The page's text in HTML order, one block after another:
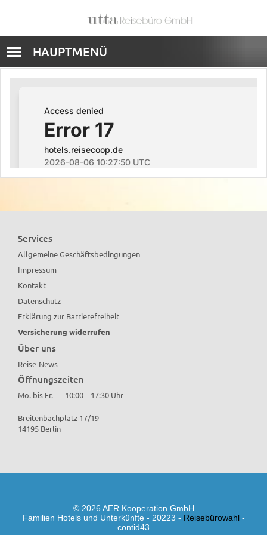
HAUPTMENÜ
Services
Allgemeine Geschäftsbedingungen
Impressum
Kontakt
Datenschutz
Erklärung zur Barrierefreiheit
Versicherung widerrufen
Über uns
Reise-News
Öffnungszeiten
Mo. bis Fr. 10:00 – 17:30 Uhr
Breitenbachplatz 17/19
14195 Berlin
© 2026 AER Kooperation GmbH
Familien Hotels und Unterkünfte - 20223 - Reisebürowahl-
contid43